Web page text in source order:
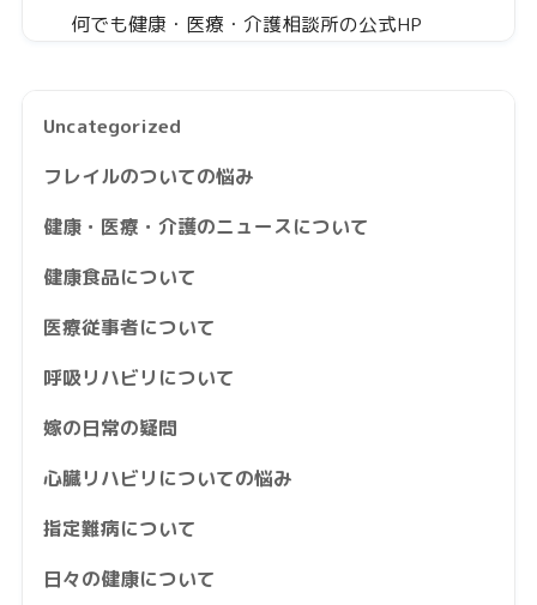
何でも健康・医療・介護相談所の公式HP
Uncategorized
フレイルのついての悩み
健康・医療・介護のニュースについて
健康食品について
医療従事者について
呼吸リハビリについて
嫁の日常の疑問
心臓リハビリについての悩み
指定難病について
日々の健康について